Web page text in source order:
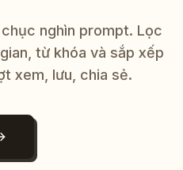
nghìn prompt. Lọc
từ khóa và sắp xếp
xem, lưu, chia sẻ.